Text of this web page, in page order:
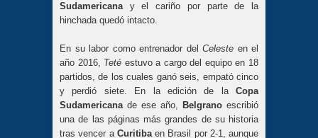
Sudamericanay el cariño por parte de la
hinchada quedó intacto.
En su labor como entrenador del Celeste en el
año 2016, Teté estuvo a cargo del equipo en 18
partidos, de los cuales ganó seis, empató cinco
y perdió siete. En la edición de la Copa
Sudamericana de ese año, Belgrano escribió
una de las páginas más grandes de su historia
tras vencer a Curitiba en Brasil por 2-1, aunque